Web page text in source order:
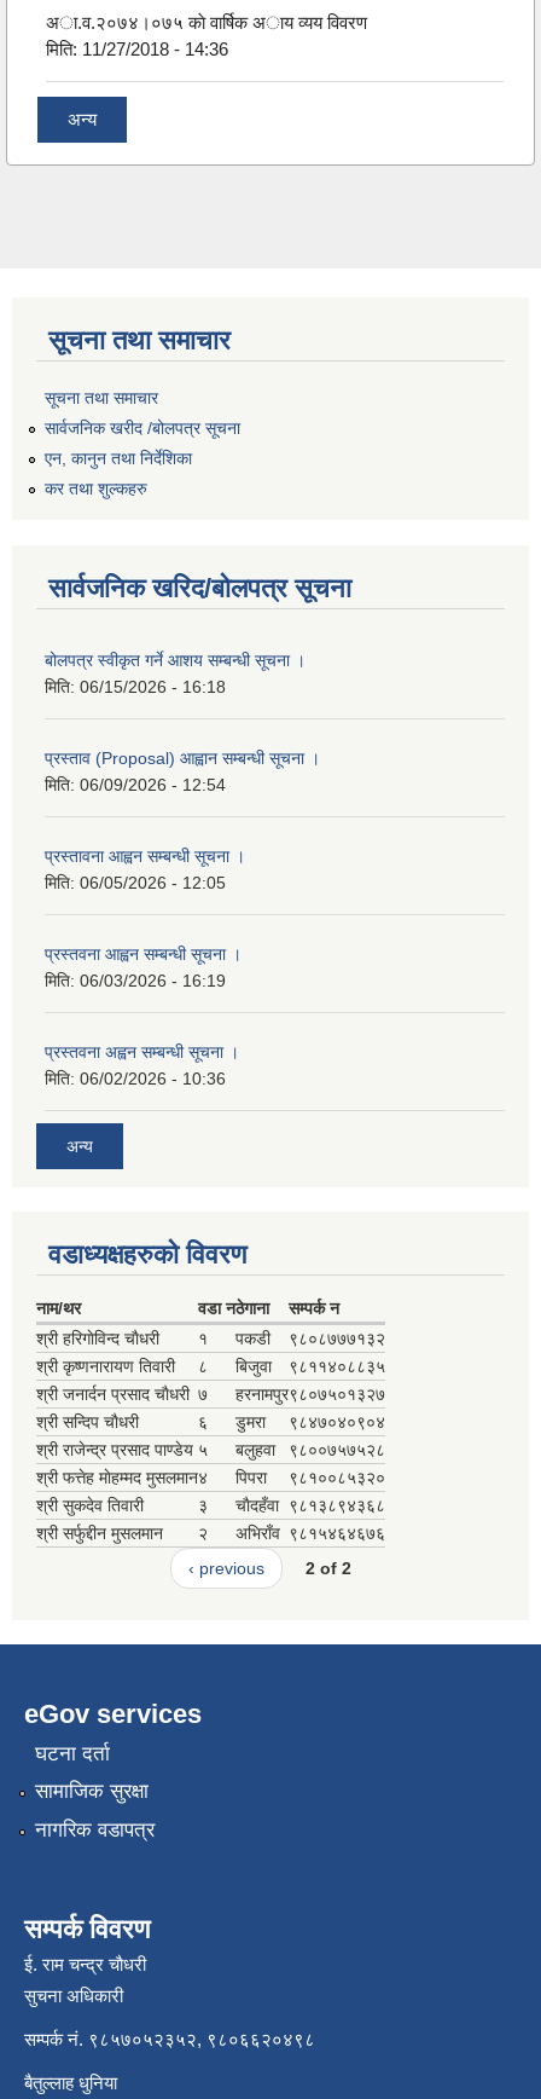
अा.व.२०७४।०७५ काे वार्षिक अाय व्यय विवरण
मिति: 11/27/2018 - 14:36
अन्य
सूचना तथा समाचार
सूचना तथा समाचार
सार्वजनिक खरीद /बोलपत्र सूचना
एन, कानुन तथा निर्देशिका
कर तथा शुल्कहरु
सार्वजनिक खरिद/बोलपत्र सूचना
बोलपत्र स्वीकृत गर्ने आशय सम्बन्धी सूचना ।
मिति: 06/15/2026 - 16:18
प्रस्ताव (Proposal) आह्वान सम्बन्धी सूचना ।
मिति: 06/09/2026 - 12:54
प्रस्तावना आह्वन सम्बन्धी सूचना ।
मिति: 06/05/2026 - 12:05
प्रस्तवना आह्वन सम्बन्धी सूचना ।
मिति: 06/03/2026 - 16:19
प्रस्तवना अह्वन सम्बन्धी सूचना ।
मिति: 06/02/2026 - 10:36
अन्य
वडाध्यक्षहरुकाे विवरण
नाम/थर वडा नठेगाना
सम्पर्क न‌
श्री हरिगाेविन्द चाैधरी
१ पकडी
९८०८७७७१३२
श्री कृष्णनारायण तिवारी
८ बिजुवा
९८११४०८८३५
श्री जनार्दन प्रसाद चाैधरी ७ हरनामपुर९८०७५०१३२७
श्री सन्दिप चाैधरी
६ डुमरा
९८४७०४०९०४
श्री राजेन्द्र प्रसाद पाण्डेय ५ बलुहवा
९८००७५७५२८
श्री फत्तेह माेहम्मद मुसलमान४ पिपरा
९८१००८५३२०
श्री सुकदेव तिवारी
३ चाैदहँवा ९८१३८९४३६८
श्री सर्फुद्दीन मुसलमान
२ अभिराँव ९८१५४६४६७६
‹ previous
2 of 2
eGov services
घटना दर्ता
सामाजिक सुरक्षा
नागरिक वडापत्र
सम्पर्क विवरण
ई. राम चन्द्र चाैधरी
सुचना अधिकारी
सम्पर्क नं. ९८५७०५२३५२, ९८०६६२०४९८
बैतुल्लाह धुनिया